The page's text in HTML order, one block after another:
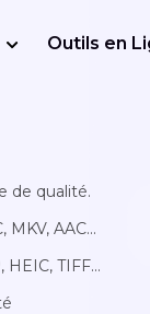
Outils en
de qualité.
AAC...
TIFF...